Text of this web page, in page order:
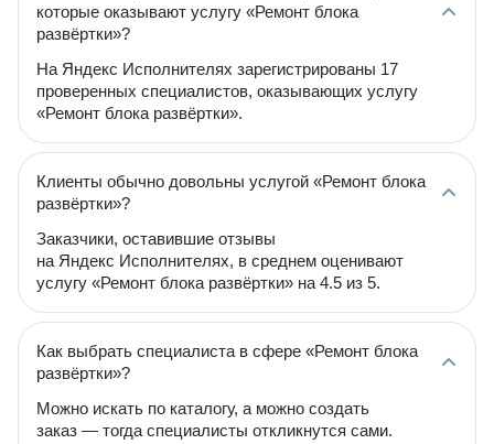
которые оказывают услугу «Ремонт блока
развёртки»?
На Яндекс Исполнителях зарегистрированы 17
проверенных специалистов, оказывающих услугу
«Ремонт блока развёртки».
Клиенты обычно довольны услугой «Ремонт блока
развёртки»?
Заказчики, оставившие отзывы
на Яндекс Исполнителях, в среднем оценивают
услугу «Ремонт блока развёртки» на 4.5 из 5.
Как выбрать специалиста в сфере «Ремонт блока
развёртки»?
Можно искать по каталогу, а можно создать
заказ — тогда специалисты откликнутся сами.